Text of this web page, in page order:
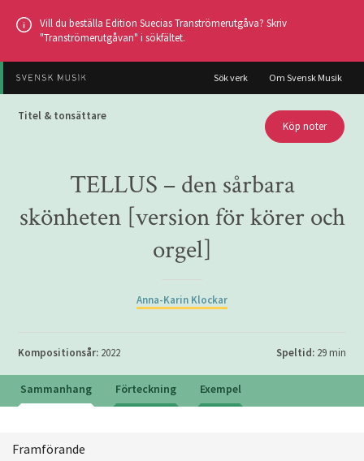
Hoppa
huvudinnehållet
Vill du beställa Edition Suecias Tranströmerutgåva? Skriv
"Tranströmerutgåvan" i sökfältet.
Sök verk Om Svensk Musik
Titel & tonsättare
Köp noter
TELLUS – den sårbara
skönheten [version för körer och
orgel]
Anna-Karin Klockar
Kompositionsår: 2022 Speltid:29 min
Sammanhang Förteckning Exempel
Framförande